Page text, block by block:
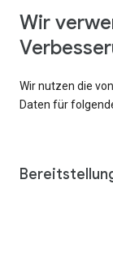
Wir
Wir nutzen die
Daten für